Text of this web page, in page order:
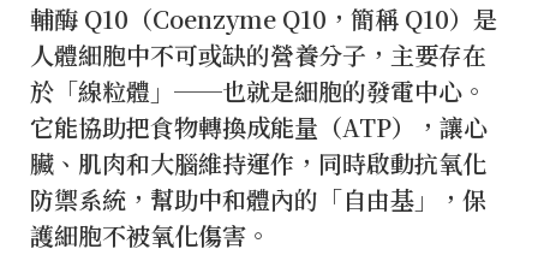
輔酶 Q10（Coenzyme Q10，簡稱 Q10）是
人體細胞中不可或缺的營養分子，主要存在
於「線粒體」──也就是細胞的發電中心。
它能協助把食物轉換成能量（ATP），讓心
臟、肌肉和大腦維持運作，同時啟動抗氧化
防禦系統，幫助中和體內的「自由基」，保
護細胞不被氧化傷害。